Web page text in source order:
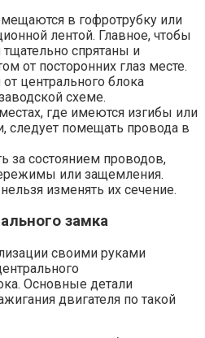
в гофротрубку или
лентой. Главное, чтобы
спрятаны и
от посторонних глаз месте.
центрального блока
схеме.
где имеются изгибы или
следует помещать провода в
за состоянием проводов,
или защемления.
изменять их сечение.
замка
своими руками
Основные детали
двигателя по такой